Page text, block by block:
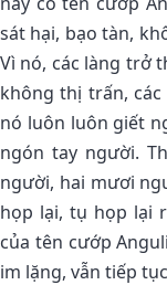
sát hại, bạo tàn,
Vì nó, các làng trở
không thị trấn,
nó luôn luôn giết
ngón tay người.
người, hai mươi
họp lại, tụ họp lại
của tên cướp
im lặng, vẫn tiếp